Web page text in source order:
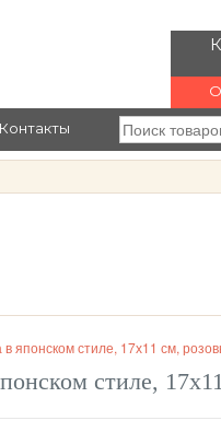
Контакты
японском стиле, 17х11 см,
стиле,